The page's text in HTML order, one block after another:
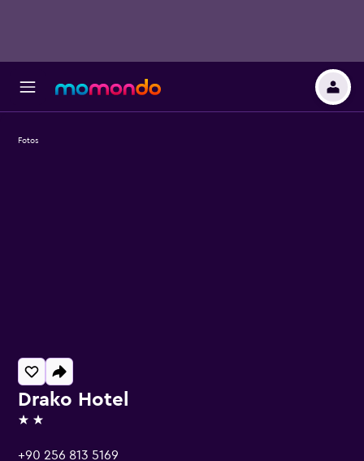
Drako Hotel
2 estrellas
+90 256 813 5169
Fotos